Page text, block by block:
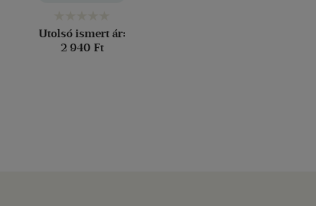
Utolsó ismert ár:
2 940 Ft